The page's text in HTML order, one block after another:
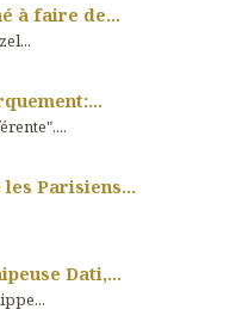
à faire de...
Parisiens...
Dati,...